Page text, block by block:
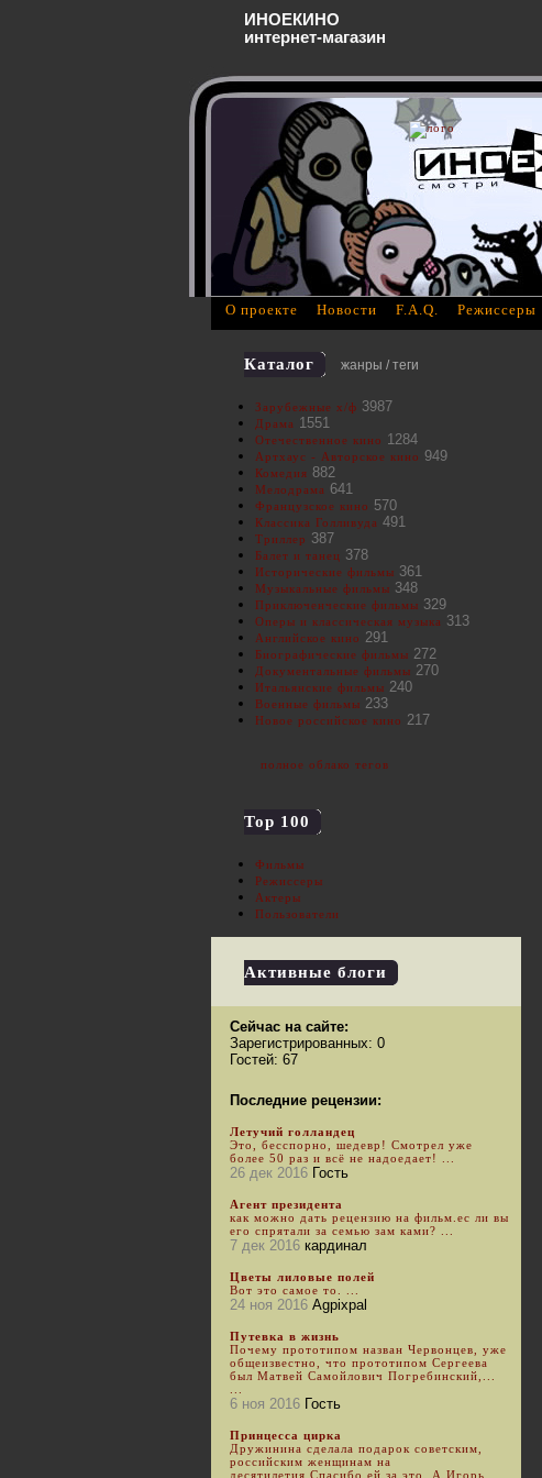
Каталог жанры / теги
Зарубежные х/ф 3987
Драма 1551
Отечественное кино 1284
Артхаус - Авторское кино 949
Комедия 882
Мелодрама 641
Французское кино 570
Классика Голливуда 491
Триллер 387
Балет и танец 378
Исторические фильмы 361
Музыкальные фильмы 348
Приключенческие фильмы 329
Оперы и классическая музыка 313
Английское кино 291
Биографические фильмы 272
Документальные фильмы 270
Итальянские фильмы 240
Военные фильмы 233
Новое российское кино 217
полное облако тегов
Top 100
Фильмы
Режиссеры
Актеры
Пользователи
Активные блоги
Сейчас на сайте:
Зарегистрированных: 0
Гостей: 67
Последние рецензии:
Летучий голландец
Это, бесспорно, шедевр! Смотрел уже
более 50 раз и всё не надоедает! ...
26 дек 2016 Гость
Агент президента
как можно дать рецензию на фильм.ес ли вы
его спрятали за семью зам ками? ...
7 дек 2016 кардинал
Цветы лиловые полей
Вот это самое то. ...
24 ноя 2016 Agpixpal
Путевка в жизнь
Почему прототипом назван Червонцев, уже
общеизвестно, что прототипом Сергеева
был Матвей Самойлович Погребинский,...
6 ноя 2016 Гость
Принцесса цирка
Дружинина сделала подарок советским,
российским женщинам на
десятилетия.Спасибо ей за это. А Игорь
О проекте Новости F.A.Q. Режиссеры
ИНОЕКИНО
интернет-магазин